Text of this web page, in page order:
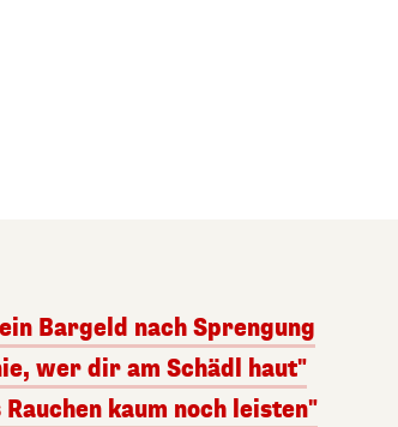
Bargeld nach Sprengung
wer dir am Schädl haut"
kaum noch leisten"